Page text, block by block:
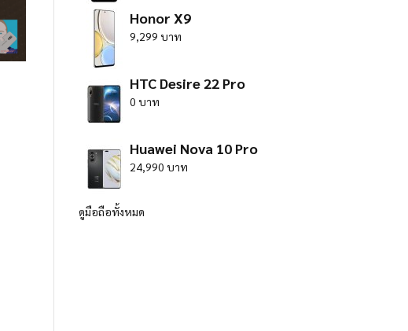
Honor X9
9,299 บาท
HTC Desire 22 Pro
0 บาท
Huawei Nova 10 Pro
24,990 บาท
ดูมือถือทั้งหมด